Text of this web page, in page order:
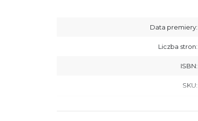
Data premiery:
Liczba stron:
ISBN:
SKU:
zgodność produktu z przepisami: